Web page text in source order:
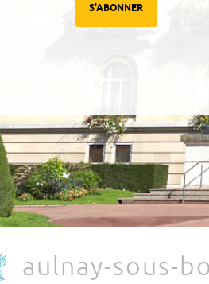
S'ABONNER
aulnay-sous-